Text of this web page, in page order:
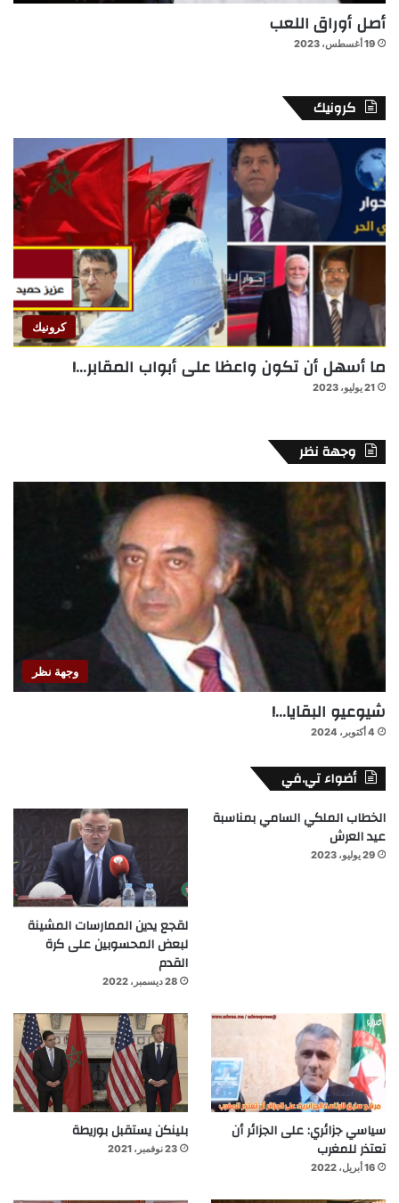
أصل أوراق اللعب
19 أغسطس، 2023
كرونيك
كرونيك
ما أسهل أن تكون واعظا على أبواب المقابر…!
21 يوليو، 2023
وجهة نظر
وجهة نظر
شيوعيو البقايا…!
4 أكتوبر، 2024
أضواء تي.في
الخطاب الملكي السامي بمناسبة
عيد العرش
29 يوليو، 2023
لقجع يدين الممارسات المشينة
لبعض المحسوبين على كرة
القدم
28 ديسمبر، 2022
سياسي جزائري: على الجزائر أن
تعتذر للمغرب
16 أبريل، 2022
بلينكن يستقبل بوريطة
23 نوفمبر، 2021